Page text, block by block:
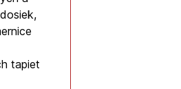
tapiet